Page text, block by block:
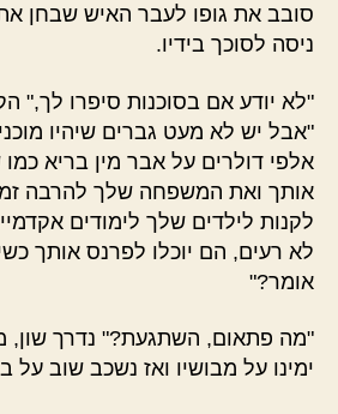
סובב את גופו לעבר האיש שבחן את
ניסה לסוכך בידיו.
"לא יודע אם בסוכנות סיפרו לך,"
"אבל יש לא מעט גברים שיהיו
אלפי דולרים על אבר מין בריא
אותך ואת המשפחה שלך להרבה
לקנות לילדים שלך לימודים
לא רעים, הם יוכלו לפרנס אותך
אומר?"
"מה פתאום, השתגעת?" נדרך שון,
ימינו על מבושיו ואז נשכב שוב על